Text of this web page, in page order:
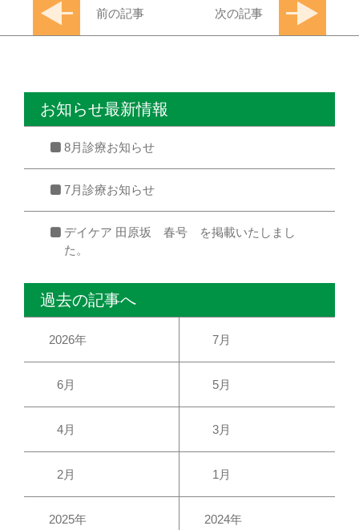
前の記事 次の記事
お知らせ最新情報
8月診療お知らせ
7月診療お知らせ
デイケア 田原坂 春号 を掲載いたしまし
た。
過去の記事へ
2026年 7月
6月 5月
4月 3月
2月 1月
2025年 2024年